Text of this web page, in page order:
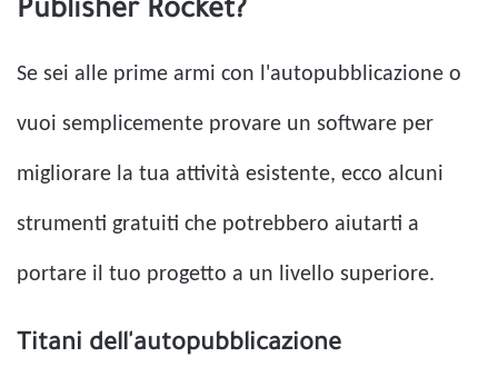
Publisher Rocket?
Se sei alle prime armi con l'autopubblicazione o
vuoi semplicemente provare un software per
migliorare la tua attività esistente, ecco alcuni
strumenti gratuiti che potrebbero aiutarti a
portare il tuo progetto a un livello superiore.
Titani dell'autopubblicazione